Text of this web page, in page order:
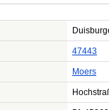
47443
Moers